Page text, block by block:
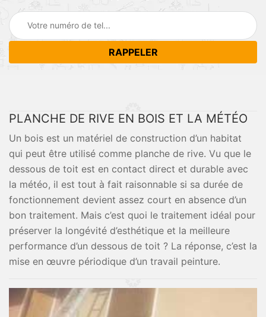
PLANCHE DE RIVE EN BOIS ET LA MÉTÉO
Un bois est un matériel de construction d’un habitat
qui peut être utilisé comme planche de rive. Vu que le
dessous de toit est en contact direct et durable avec
la météo, il est tout à fait raisonnable si sa durée de
fonctionnement devient assez court en absence d’un
bon traitement. Mais c’est quoi le traitement idéal pour
préserver la longévité d’esthétique et la meilleure
performance d’un dessous de toit ? La réponse, c’est la
mise en œuvre périodique d’un travail peinture.